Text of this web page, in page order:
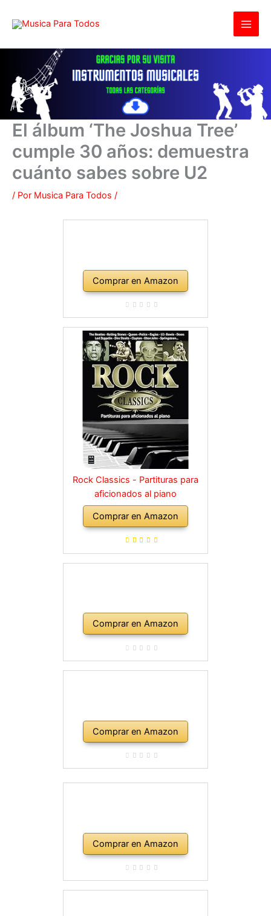
El álbum ‘The Joshua Tree’
cumple 30 años: demuestra
cuánto sabes sobre U2
/ Por Musica Para Todos /
Comprar en Amazon
Rock Classics - Partituras para
aficionados al piano
Comprar en Amazon
Comprar en Amazon
Comprar en Amazon
Comprar en Amazon